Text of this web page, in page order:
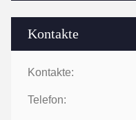
Kontakte
Kontakte:
Telefon: